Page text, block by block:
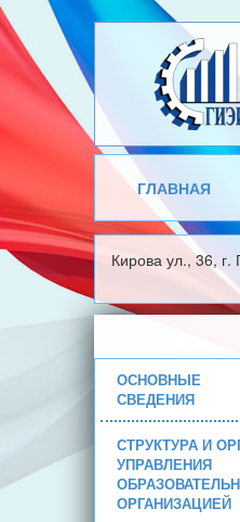
ГЛАВНАЯ
Кирова ул., 36, г.
ОСНОВНЫЕ
СВЕДЕНИЯ
СТРУКТУРА И
УПРАВЛЕНИЯ
ОРГАНИЗАЦИЕЙ